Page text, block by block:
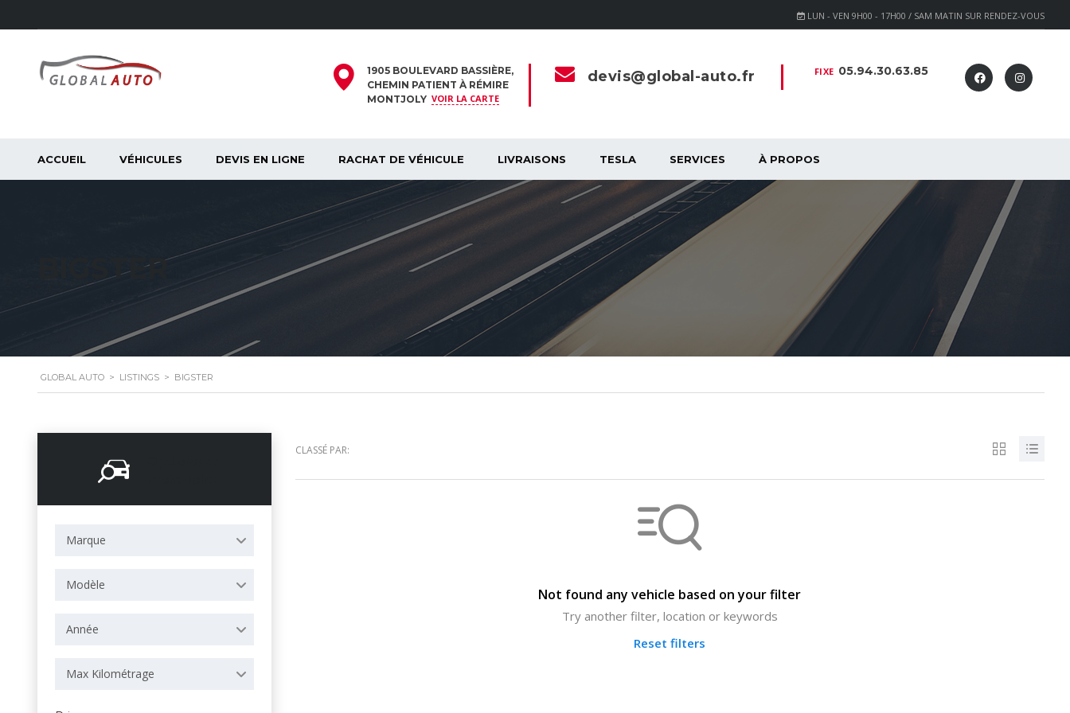
LUN - VEN 9H00 - 17H00 / SAM MATIN SUR RENDEZ-VOUS
FIXE 05.94.30.63.85
devis@global-auto.fr
1905 BOULEVARD BASSIÈRE,
CHEMIN PATIENT À RÉMIRE
MONTJOLY VOIR LA CARTE
ACCUEIL VÉHICULES DEVIS EN LIGNE RACHAT DE VÉHICULE LIVRAISONS TESLA SERVICES À PROPOS
BIGSTER
GLOBAL AUTO > LISTINGS > BIGSTER
Marque
Modèle
Année
Max Kilométrage
CLASSÉ PAR:
Not found any vehicle based on your filter
Try another filter, location or keywords
Reset filters